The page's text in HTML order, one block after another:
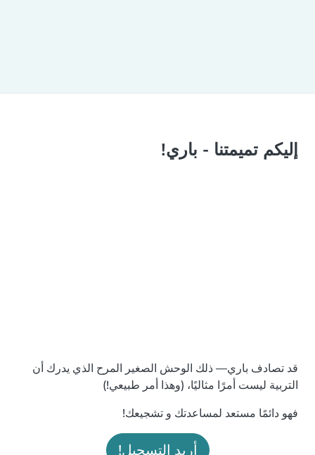
إليكم تميمتنا - باري!
قد تصادف باري— ذلك الوحش الصغير المرح الذي يدرك أن
التربية ليست أمرًا مثاليًا، (وهذا أمر طبيعي!)
فهو دائمًا مستعد لمساعدتك و تشجيعك!
أريد التسجيل!